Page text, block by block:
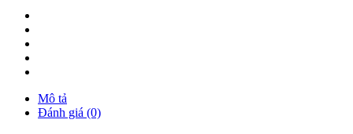
Mô tả
Đánh giá (0)